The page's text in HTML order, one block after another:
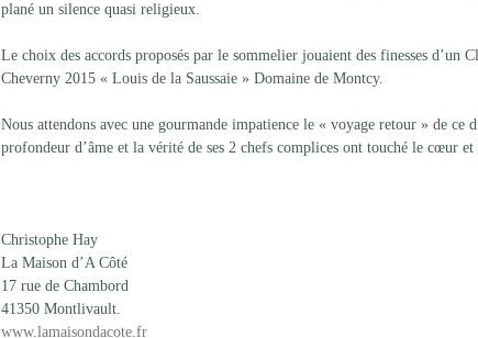
plané un silence quasi religieux.
Le choix des accords proposés par le sommelier jouaient des finesses d’un
Cheverny 2015 « Louis de la Saussaie » Domaine de Montcy.
Nous attendons avec une gourmande impatience le « voyage retour » de ce
profondeur d’âme et la vérité de ses 2 chefs complices ont touché le cœur
Christophe Hay
La Maison d’A Côté
17 rue de Chambord
41350 Montlivault.
www.lamaisondacote.fr